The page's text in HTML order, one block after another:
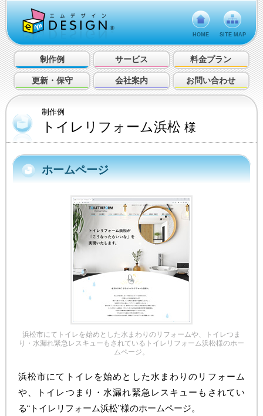
HOME SITE MAP
制作例 サービス 料金プラン
更新・保守 会社案内 お問い合わせ
制作例
トイレリフォーム浜松 様
ホームページ
浜松市にてトイレを始めとした水まわりのリフォームや、トイレつま
り・水漏れ緊急レスキューもされているトイレリフォーム浜松様のホー
ムページ。
浜松市にてトイレを始めとした水まわりのリフォーム
や、トイレつまり・水漏れ緊急レスキューもされてい
る“トイレリフォーム浜松”様のホームページ。